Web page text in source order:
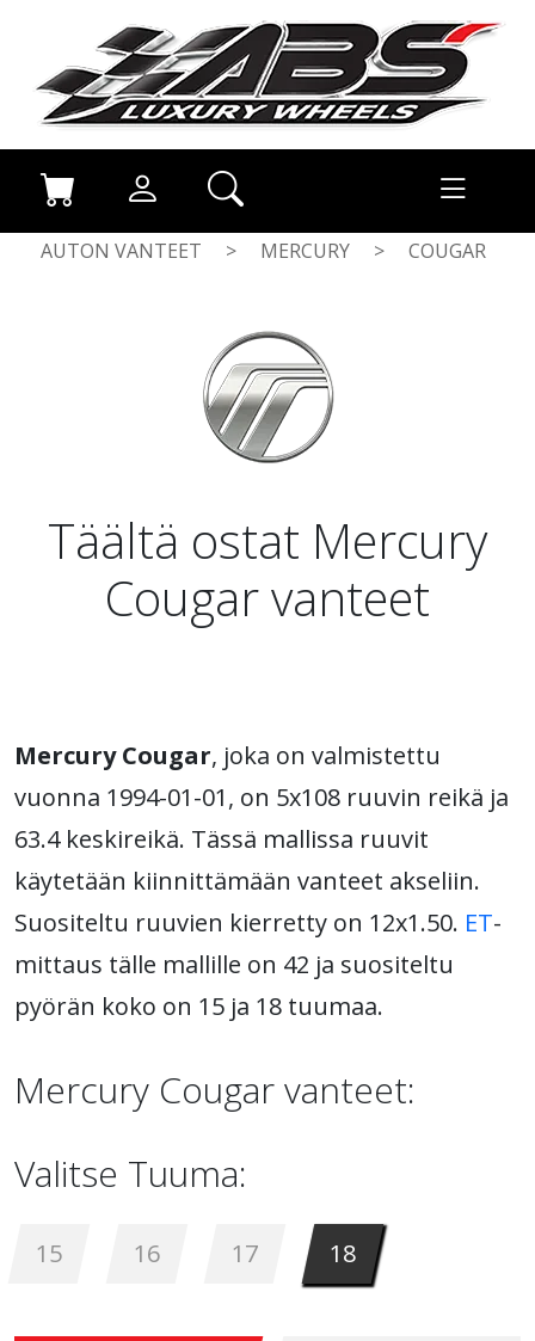
AUTON VANTEET > MERCURY > COUGAR
Täältä ostat Mercury
Cougar vanteet
Mercury Cougar, joka on valmistettu
vuonna 1994-01-01, on 5x108 ruuvin reikä ja
63.4 keskireikä. Tässä mallissa ruuvit
käytetään kiinnittämään vanteet akseliin.
Suositeltu ruuvien kierretty on 12x1.50. ET-
mittaus tälle mallille on 42 ja suositeltu
pyörän koko on 15 ja 18 tuumaa.
Mercury Cougar vanteet:
Valitse Tuuma:
15 16 17 18